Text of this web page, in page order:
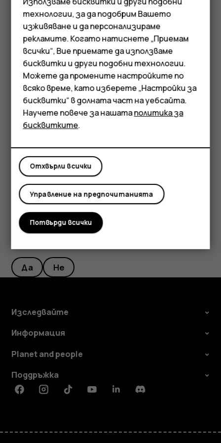
Смартфони
Мобилни телефони
Аксесоари
Таблети
Ако още не ви се става, когато прозвучи алармата,
плъзнете я бързо наляво. За да регулирате
продължителността на отлагане, докоснете
Часовник>more_vert>Настройки>Продължителност на
отлаганетои изберете желаната
продължителност.
Изключване на аларма
Когато прозвучи алармата, плъзнете я бързо
надясно.
Докоснете >access_alarm
алармата и докоснетеdelete
Да Не
Изследвайте
Информация
Planet and people
Поддръжка
FacebookInstagramTiktokYoutubeLinkedinDiscord
технологии, за да подобрим Вашето
изживяване и да персонализираме
рекламите. Когато натиснете „Приемам
всички“, Вие приемате да използваме
бисквитки и други подобни технологии.
Можете да промените настройките по
всяко време, като изберете „Настройки за
бисквитки“ в долната част на уебсайта.
Научете повече за нашатаполитика за
бисквитките.
Отхвърли всички
Управление на предпочитанията
Потвърди всички